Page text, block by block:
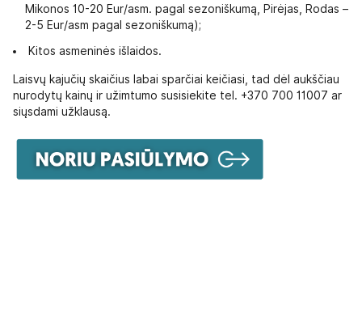
Mikonos 10-20 Eur/asm. pagal sezoniškumą, Pirėjas, Rodas –
2-5 Eur/asm pagal sezoniškumą);
Kitos asmeninės išlaidos.
Laisvų kajučių skaičius labai sparčiai keičiasi, tad dėl aukščiau
nurodytų kainų ir užimtumo susisiekite tel. +370 700 11007 ar
siųsdami užklausą.